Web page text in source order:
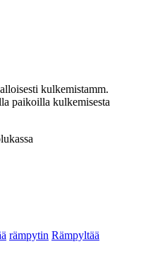
kulkemistamm.
paikoilla kulkemisesta
rämpytin Rämpyltää